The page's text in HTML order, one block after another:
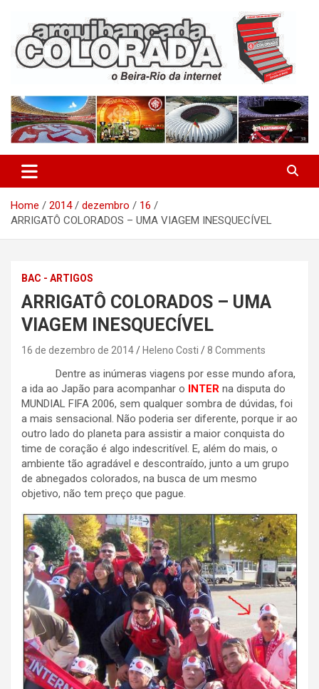
content
Arquibancada Colorada
Home 2014 dezembro
16
ARRIGATÔ COLORADOS – UMA VIAGEM INESQUECÍVEL
BAC - ARTIGOS
ARRIGATÔ COLORADOS – UMA
VIAGEM INESQUECÍVEL
16 de dezembro de 2014 Heleno Costi 8 Comments
Dentre as inúmeras viagens por esse mundo afora,
a ida ao Japão para acompanhar o INTER na disputa do
MUNDIAL FIFA 2006, sem qualquer sombra de dúvidas, foi
a mais sensacional. Não poderia ser diferente, porque ir ao
outro lado do planeta para assistir a maior conquista do
time de coração é algo indescritível. E, além do mais, o
ambiente tão agradável e descontraído, junto a um grupo
de abnegados colorados, na busca de um mesmo
objetivo, não tem preço que pague.